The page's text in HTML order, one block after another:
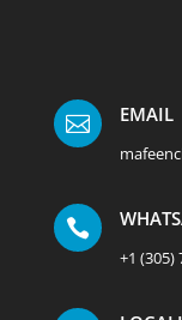
 EMAIL

+1 (305)